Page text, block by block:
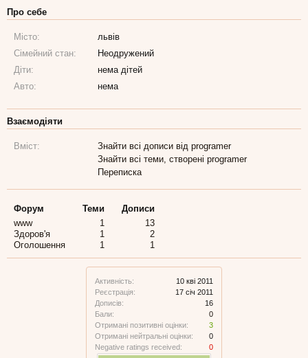
Активність:
10 кві 2011
Реєстрація:
17 січ 2011
Дописів:
16
Бали:
0
Отримані позитивні оцінки:
3
Отримані нейтральні оцінки:
0
Negative ratings received:
0
Про себе
Місто:
львів
Сімейний стан:
Неодружений
Діти:
нема дітей
Авто:
нема
Взаємодіяти
Вміст:
Знайти всі дописи від programer
Знайти всі теми, створені programer
Переписка
Форум Теми
Дописи
www
1
13
Здоров'я
1
2
Оголошення
1 1